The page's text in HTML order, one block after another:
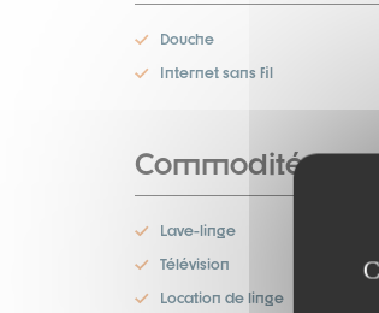
Douche
Internet sans fil
Commodités
Lave-linge
Télévision
Location de linge